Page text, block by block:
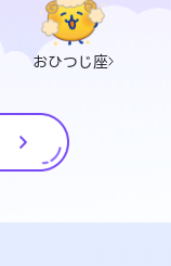
おひつじ座